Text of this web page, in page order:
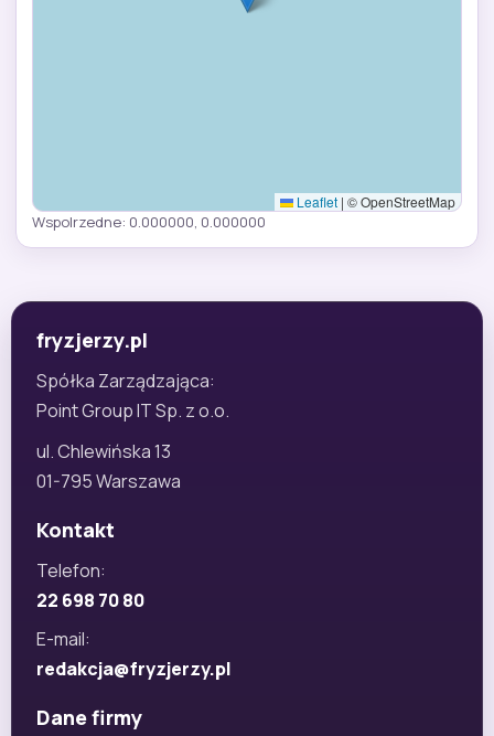
Leaflet | © OpenStreetMap
Wspolrzedne: 0.000000, 0.000000
fryzjerzy.pl
Spółka Zarządzająca:
Point Group IT Sp. z o.o.
ul. Chlewińska 13
01-795 Warszawa
Kontakt
Telefon:
22 698 70 80
E-mail:
redakcja@fryzjerzy.pl
Dane firmy